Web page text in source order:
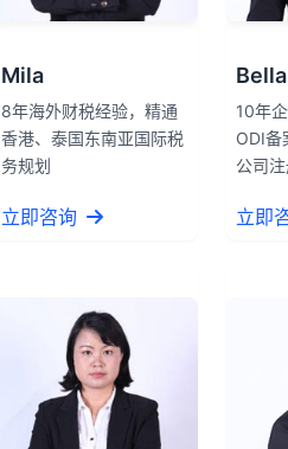
Mila
8年海外财税经验，精通
香港、泰国东南亚国际税
务规划
立即咨询
Bella
10年
ODI备
公司
立即